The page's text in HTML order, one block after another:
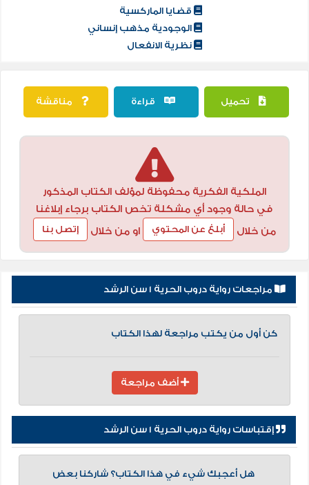
قضايا الماركسية
الوجودية مذهب إنساني
نظرية الانفعال
تحميل قراءة مناقشة
الملكية الفكرية محفوظة لمؤلف الكتاب المذكور
في حالة وجود أي مشكلة تخص الكتاب برجاء إبلاغنا
من خلال
أبلغ عن المحتوي او من خلال إتصل بنا
مراجعات رواية دروب الحرية 1 سن الرشد
كن أول من يكتب مراجعة لهذا الكتاب
أضف مراجعة
إقتباسات رواية دروب الحرية 1 سن الرشد
هل أعجبك شيء في هذا الكتاب؟ شاركنا بعض